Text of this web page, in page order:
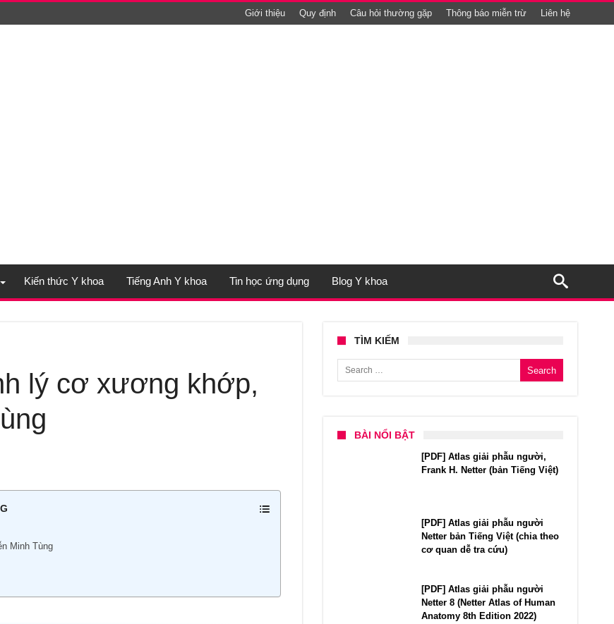
Giới thiệu Quy định Câu hỏi thường gặp Thông báo miễn trừ Liên hệ
Kiến thức Y khoa Tiếng Anh Y khoa Tin học ứng dụng Blog Y khoa
lý cơ xương khớp,
Minh Tùng
TÌM KIẾM
Search for:
BÀI NỔI BẬT
[PDF] Atlas giải phẫu người,
Frank H. Netter (bản Tiếng Việt)
[PDF] Atlas giải phẫu người
Netter bản Tiếng Việt (chia theo
cơ quan dễ tra cứu)
[PDF] Atlas giải phẫu người
Netter 8 (Netter Atlas of Human
Anatomy 8th Edition 2022)